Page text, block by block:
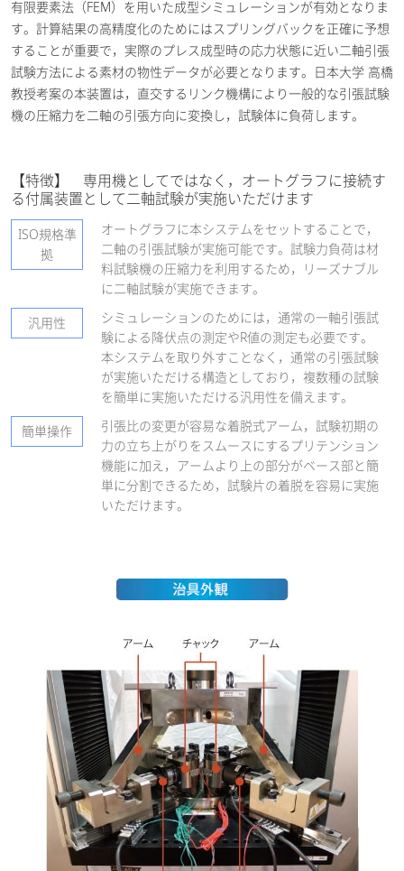
有限要素法（FEM）を用いた成型シミュレーションが有効となりま
す。計算結果の高精度化のためにはスプリングバックを正確に予想
することが重要で，実際のプレス成型時の応力状態に近い二軸引張
試験方法による素材の物性データが必要となります。日本大学 高橋
教授考案の本装置は，直交するリンク機構により一般的な引張試験
機の圧縮力を二軸の引張方向に変換し，試験体に負荷します。
【特徴】 専用機としてではなく，オートグラフに接続す
る付属装置として二軸試験が実施いただけます
ISO規格準
拠
オートグラフに本システムをセットすることで，
二軸の引張試験が実施可能です。試験力負荷は材
料試験機の圧縮力を利用するため，リーズナブル
に二軸試験が実施できます。
汎用性
シミュレーションのためには，通常の一軸引張試
験による降伏点の測定やR値の測定も必要です。
本システムを取り外すことなく，通常の引張試験
が実施いただける構造としており，複数種の試験
を簡単に実施いただける汎用性を備えます。
簡単操作
引張比の変更が容易な着脱式アーム，試験初期の
力の立ち上がりをスムースにするプリテンション
機能に加え，アームより上の部分がベース部と簡
単に分割できるため，試験片の着脱を容易に実施
いただけます。